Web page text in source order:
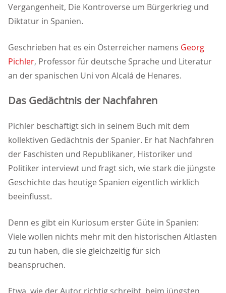
Vergangenheit, Die Kontroverse um Bürgerkrieg und
Diktatur in Spanien.
Geschrieben hat es ein Österreicher namens Georg
Pichler, Professor für deutsche Sprache und Literatur
an der spanischen Uni von Alcalá de Henares.
Das Gedächtnis der Nachfahren
Pichler beschäftigt sich in seinem Buch mit dem
kollektiven Gedächtnis der Spanier. Er hat Nachfahren
der Faschisten und Republikaner, Historiker und
Politiker interviewt und fragt sich, wie stark die jüngste
Geschichte das heutige Spanien eigentlich wirklich
beeinflusst.
Denn es gibt ein Kuriosum erster Güte in Spanien:
Viele wollen nichts mehr mit den historischen Altlasten
zu tun haben, die sie gleichzeitig für sich
beanspruchen.